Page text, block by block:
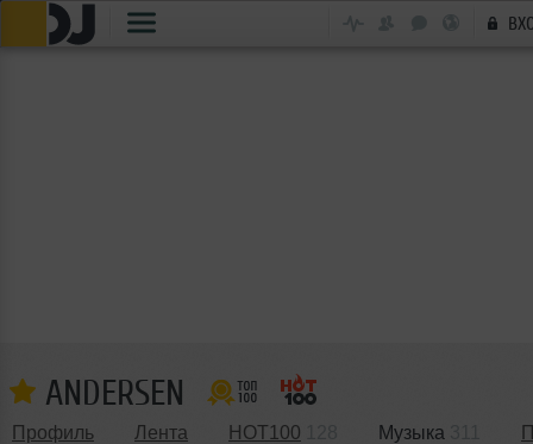
ANDERSEN
Профиль Лента HOT100 Музыка